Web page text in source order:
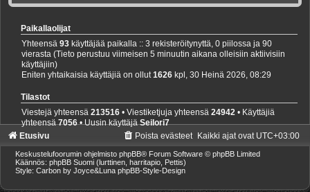
Paikallaolijat
Yhteensä93 käyttäjää paikalla :: 3 rekisteröitynyttä, 0 piilossa ja 90
vierasta (Tieto perustuu viimeisen 5 minuutin aikana olleisiin aktiivisiin
käyttäjiin)
Eniten yhtaikaisia käyttäjiä on ollut1626 kpl, 30 Heinä 2026, 08:29
Tilastot
Viestejä yhteensä213516 • Viestiketjuja yhteensä24942 • Käyttäjiä
yhteensä7056• Uusin käyttäjäSeilori7
Etusivu
Kaikki ajat ovat UTC+03:00
Poista evästeet
Keskustelufoorumin ohjelmisto phpBB® Forum Software © phpBB Limited
Käännös: phpBB Suomi (lurttinen, harritapio, Pettis)
Style: Carbon by Joyce&Luna phpBB-Style-Design